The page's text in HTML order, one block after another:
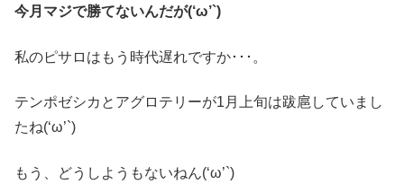
今月マジで勝てないんだが(‘ω’`)
私のピサロはもう時代遅れですか･･･。
テンポゼシカとアグロテリーが1月上旬は跋扈していまし
たね(‘ω’`)
もう、どうしようもないねん(‘ω’`)